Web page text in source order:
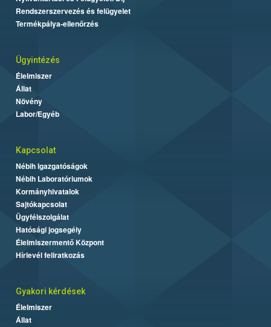
Rendszerszervezés és felügyelet
Termékpálya-ellenőrzés
Ügyintézés
Élelmiszer
Állat
Növény
Labor/Egyéb
Kapcsolat
Nébih Igazgatóságok
Nébih Laboratóriumok
Kormányhivatalok
Sajtókapcsolat
Ügyfélszolgálat
Hatósági jogsegély
Élelmiszermentő Központ
Hírlevél feliratkozás
Gyakori kérdések
Élelmiszer
Állat